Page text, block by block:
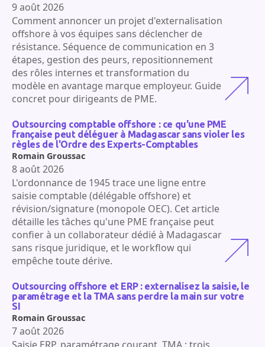
Comment annoncer un projet d'externalisation
offshore à vos équipes sans déclencher de
résistance. Séquence de communication en 3
étapes, gestion des peurs, repositionnement
des rôles internes et transformation du
modèle en avantage marque employeur. Guide
concret pour dirigeants de PME.
9 août 2026
Outsourcing comptable offshore : ce qu'une PME
française peut déléguer à Madagascar sans violer les
règles de l'Ordre des Experts-Comptables
L'ordonnance de 1945 trace une ligne entre
saisie comptable (délégable offshore) et
révision/signature (monopole OEC). Cet article
détaille les tâches qu'une PME française peut
confier à un collaborateur dédié à Madagascar
sans risque juridique, et le workflow qui
empêche toute dérive.
Romain Groussac
8 août 2026
Outsourcing offshore et ERP : externalisez la saisie, le
paramétrage et la TMA sans perdre la main sur votre
SI
Romain Groussac
7 août 2026